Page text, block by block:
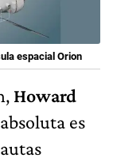
espacial Orion
Howard
es